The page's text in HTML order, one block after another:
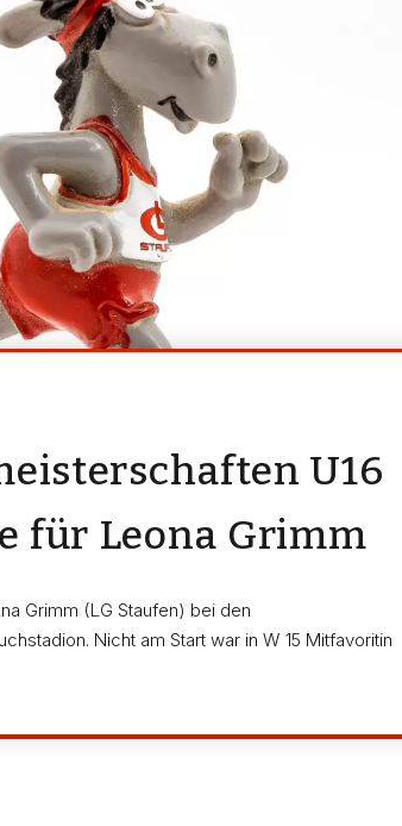
U16
für Leona Grimm
Grimm (LG Staufen) bei den
Nicht am Start war in W 15 Mitfavoritin